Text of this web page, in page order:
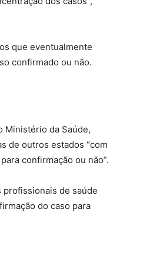
que eventualmente
confirmado ou não.
Ministério da Saúde,
de outros estados “com
confirmação ou não”.
de saúde
do caso para